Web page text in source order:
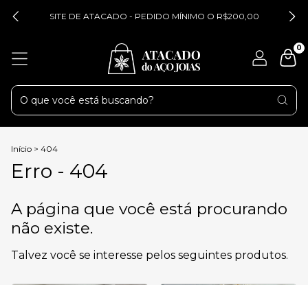
SITE DE ATACADO - PEDIDO MÍNIMO O R$200,00
0
Início > 404
Erro - 404
A página que você está procurando
não existe.
Talvez você se interesse pelos seguintes produtos.